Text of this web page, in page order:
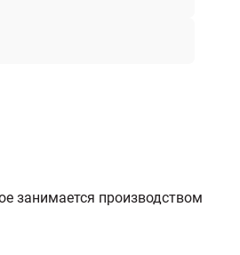
занимается производством